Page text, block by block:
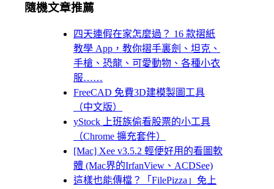
隨機文章推薦
四天連假在家怎麼過？ 16 款摺紙
教學 App，教你摺手裏劍、坦克、
手槍、恐龍、可愛動物、各種小衣
服……
FreeCAD 免費3D建模製圖工具
（中文版）
yStock 上班族偷看股票的小工具
（Chrome 擴充套件）
[Mac] Xee v3.5.2 輕便好用的看圖軟
體 (Mac界的IrfanView、ACDSee)
這樣也能傳檔？「FilePizza」免上